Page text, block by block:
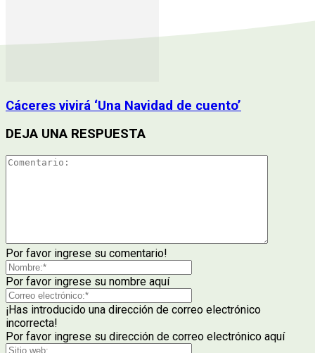
Cáceres vivirá ‘Una Navidad de cuento’
DEJA UNA RESPUESTA
Por favor ingrese su comentario!
Por favor ingrese su nombre aquí
¡Has introducido una dirección de correo electrónico
incorrecta!
Por favor ingrese su dirección de correo electrónico aquí